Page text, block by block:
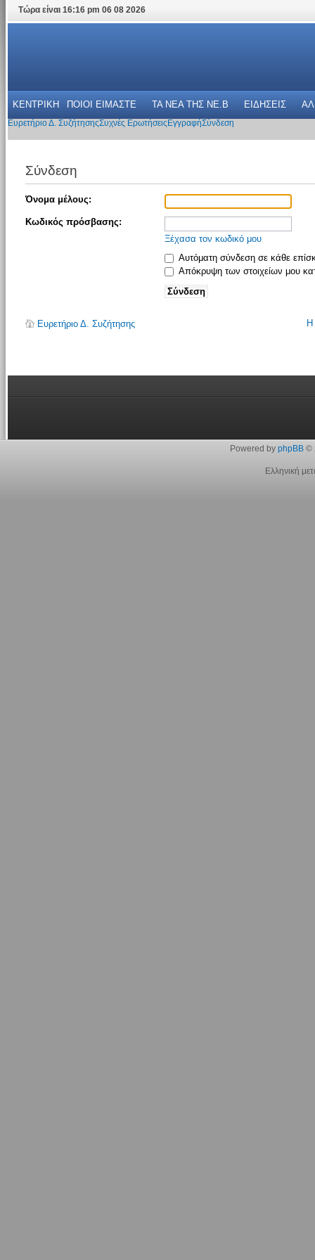
Τώρα είναι 16:16 pm 06 08 2026
ΚΕΝΤΡΙΚΗ ΠΟΙΟΙ ΕΙΜΑΣΤΕ ΤΑ ΝΕΑ THΣ NE.B ΕΙΔΗΣΕΙΣ
Ευρετήριο Δ. ΣυζήτησηςΣυχνές Ερωτήσεις ΕγγραφήΣύνδεση
Σύνδεση
Όνομα μέλους:
Κωδικός πρόσβασης:
Ξέχασα τον κωδικό μου
Αυτόματη σύνδεση σε κάθε
Απόκρυψη των στοιχείων μου
Ευρετήριο Δ. Συζήτησης Η
Powered by phpBB©
Ελληνική